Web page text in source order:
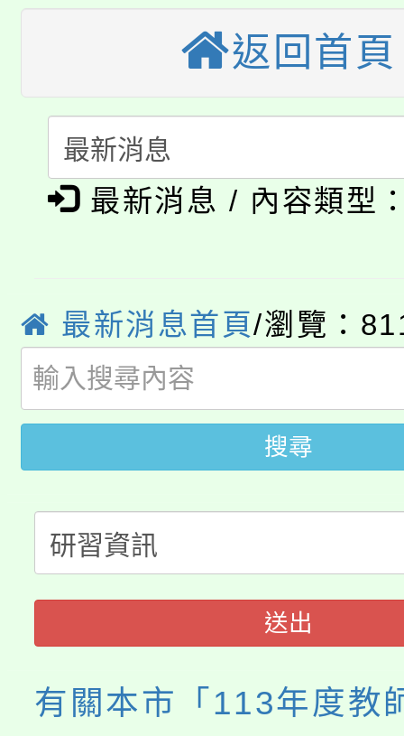
視費優惠，中低收入戶
半價優惠，詳情可洽有
者。
大園自造教育及科技中
份教師增能研習
大溪自造教育及科技
份教師研習
淨零綠生活教案入校路
會
公告本校115學年度第
代理(課)教師甄選結果
「本色祭」8/29、30在
局官網。
8月14至27日，桃園電
開!
115年桃園市運動會8/
田徑場及游泳池舉行。
桃園市低收入戶享有免
視費優惠，中低收入戶
半價優惠，詳情可洽有
者。
大園自造教育及科技中
份教師增能研習
大溪自造教育及科技中
份教師研習
淨零綠生活教案入校路
返回首頁
最新消息 / 內容類型
最新消息首頁/瀏覽：
搜尋
送出
有關本市「113年度教